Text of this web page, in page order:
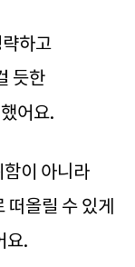
하고
듯한
어요.
이 아니라
떠올릴 수 있게
요.